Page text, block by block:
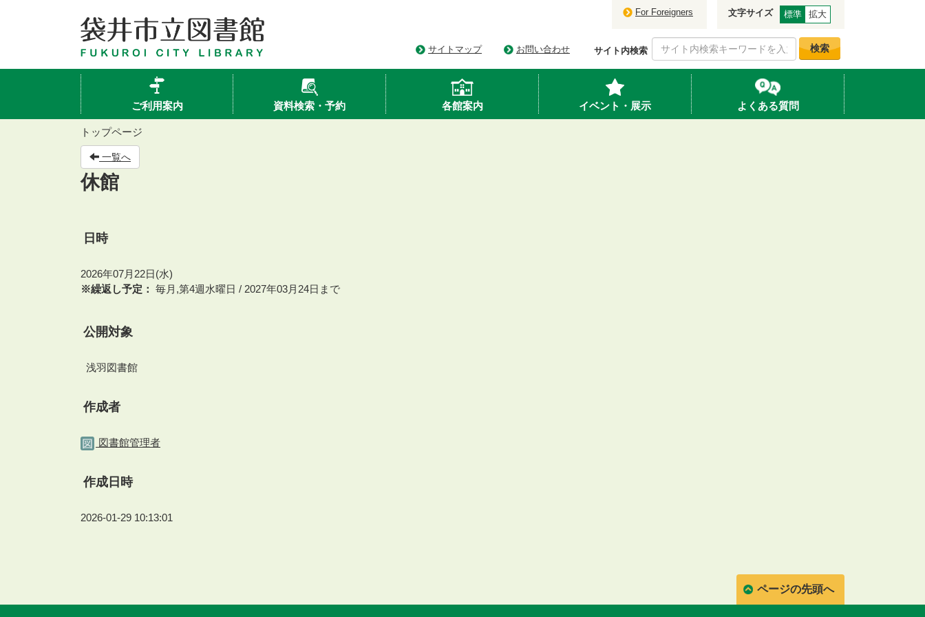
For Foreigners 文字サイズ 標準 拡大
サイトマップ お問い合わせ サイト内検索 検索
ご利用案内 資料検索・予約 各館案内 イベント・展示 よくある質問
トップページ
一覧へ
休館
日時
2026年07月22日(水)
※繰返し予定： 毎月,第4週水曜日 / 2027年03月24日まで
公開対象
浅羽図書館
作成者
図書館管理者
作成日時
2026-01-29 10:13:01
ページの先頭へ